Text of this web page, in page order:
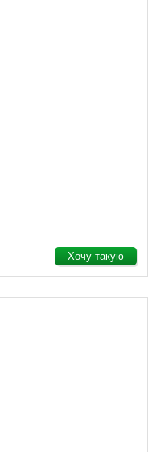
Хочу такую